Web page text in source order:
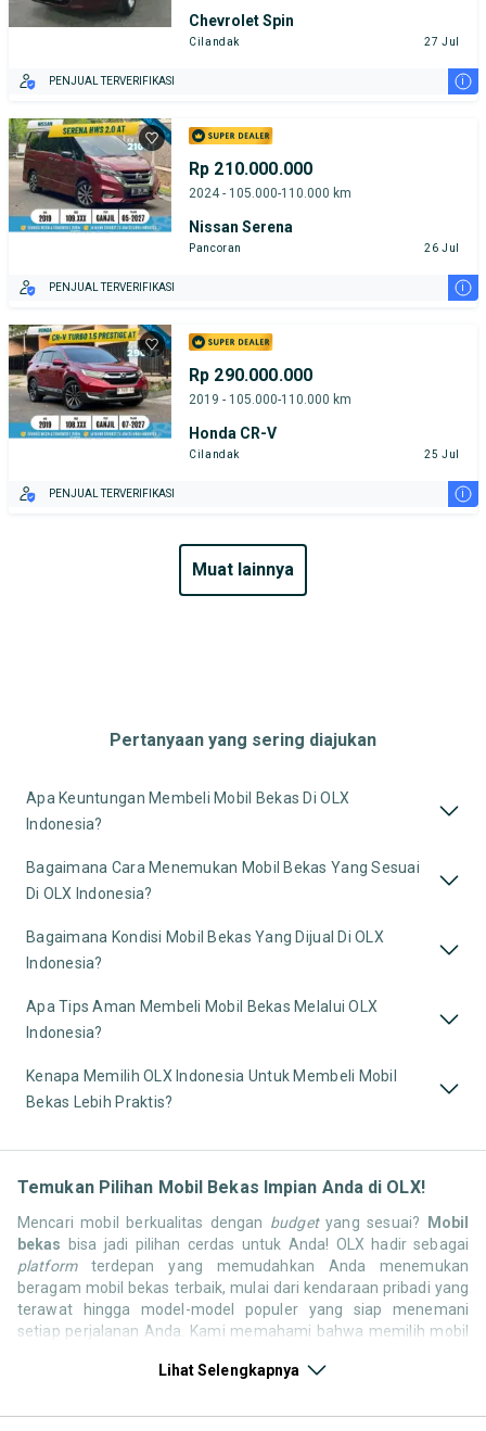
Chevrolet Spin
Cilandak 27 Jul
PENJUAL TERVERIFIKASI i
Rp 210.000.000
2024 - 105.000-110.000 km
Nissan Serena
Pancoran 26 Jul
PENJUAL TERVERIFIKASI i
Rp 290.000.000
2019 - 105.000-110.000 km
Honda CR-V
Cilandak 25 Jul
PENJUAL TERVERIFIKASI i
muat lainnya
Pertanyaan yang sering diajukan
Apa Keuntungan Membeli Mobil Bekas Di OLX
Indonesia?
Bagaimana Cara Menemukan Mobil Bekas Yang Sesuai
Di OLX Indonesia?
Bagaimana Kondisi Mobil Bekas Yang Dijual Di OLX
Indonesia?
Apa Tips Aman Membeli Mobil Bekas Melalui OLX
Indonesia?
Kenapa Memilih OLX Indonesia Untuk Membeli Mobil
Bekas Lebih Praktis?
Temukan Pilihan Mobil Bekas Impian Anda di OLX!
Mencari mobil berkualitas dengan budgetyang sesuai? Mobil
bekas bisa jadi pilihan cerdas untuk Anda! OLX hadir sebagai
platformterdepan yang memudahkan Anda menemukan
beragam mobil bekas terbaik, mulai dari kendaraan pribadi yang
terawat hingga model-model populer yang siap menemani
setiap perjalanan Anda. Kami memahami bahwa memilih mobil
ribuan daftar dari penjual terpercaya di seluruh Indonesia.
dengan gaya hidup, kebutuhan, danbudgetAnda!
Lihat Selengkapnya